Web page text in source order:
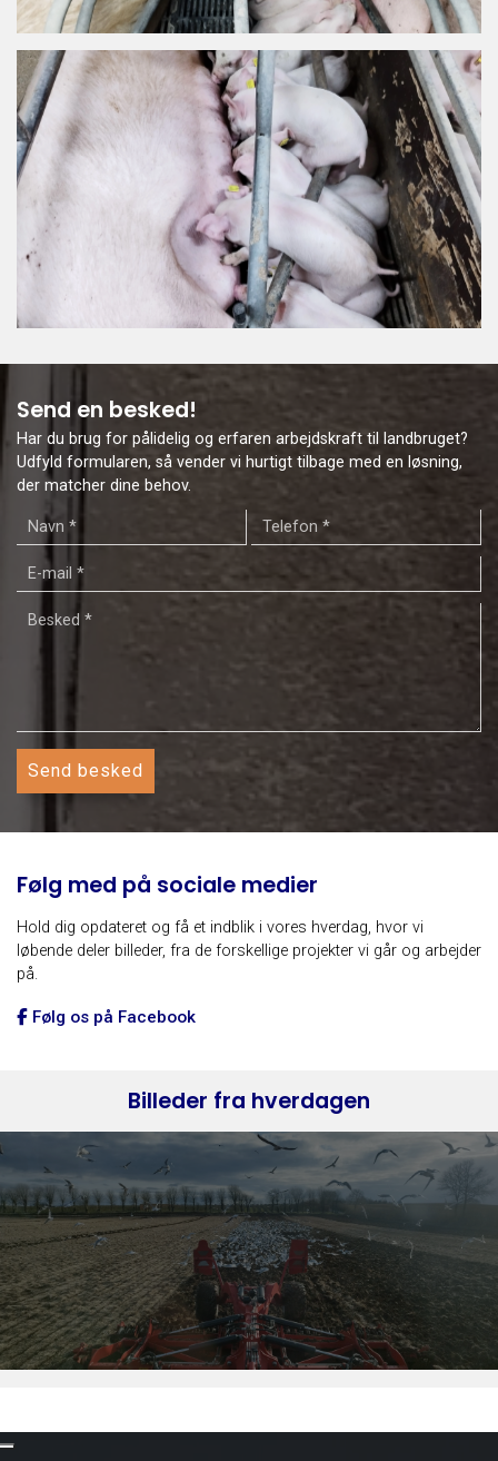
Send en besked!
Har du brug for pålidelig og erfaren arbejdskraft til landbruget?
Udfyld formularen, så vender vi hurtigt tilbage med en løsning,
der matcher dine behov.
Følg med på sociale medier
Hold dig opdateret og få et indblik i vores hverdag, hvor vi
løbende deler billeder, fra de forskellige projekter vi går og arbejder
på.
Følg os på Facebook
Billeder fra hverdagen